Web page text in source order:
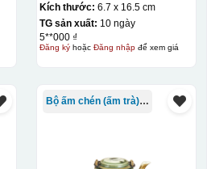
Kích thước: 6.7 x 16.5 cm
TG sản xuất: 10 ngày
5**000 ₫
Đăng kýhoặc Đăng nhậpđể xem giá
Bộ ấm chén (ấm trà) in logo